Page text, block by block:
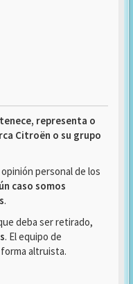
representa o
Citroën o su grupo
personal de los
caso somos
.
deba ser retirado,
. El equipo de
altruista.